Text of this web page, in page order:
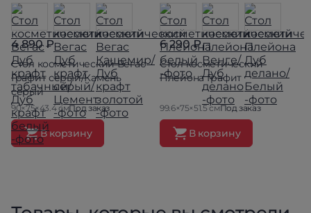
4 890 ₽
Стол косметический Вегас
Графит серый/Камень
серый
90×75×43.4 смПод заказ
В корзину
6 290 ₽
Стол косметический
Плейона Графит
99.6×75×51.5 смПод заказ
В корзину